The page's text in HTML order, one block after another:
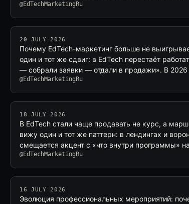
@EdTechMarketingRu
20 JULY 2026
Почему EdTech-маркетинг больше не
один и тот же сдвиг: в EdTech перестаёт
— собрали заявки — отдали в продажи». В 2026
@EdTechMarketingRu
18 JULY 2026
В EdTech стали чаще продавать не курс, а
вижу один и тот же паттерн: в лендингах и
смещается акцент с «что внутри программы»
@EdTechMarketingRu
16 JULY 2026
Эволюция профессиональных мероприятий: